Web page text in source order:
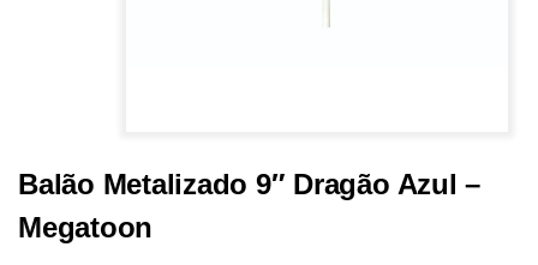
Balão Metalizado 9″ Dragão Azul –
Megatoon